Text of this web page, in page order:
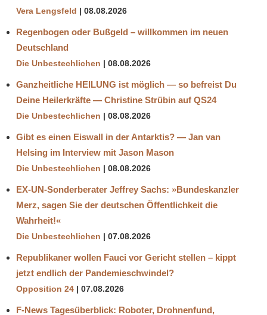
Vera Lengsfeld 08.08.2026
Regenbogen oder Bußgeld – willkommen im neuen
Deutschland
Die Unbestechlichen 08.08.2026
Ganzheitliche HEILUNG ist möglich — so befreist Du
Deine Heilerkräfte — Christine Strübin auf QS24
Die Unbestechlichen 08.08.2026
Gibt es einen Eiswall in der Antarktis? — Jan van
Helsing im Interview mit Jason Mason
Die Unbestechlichen 08.08.2026
EX-UN-Sonderberater Jeffrey Sachs: »Bundeskanzler
Merz, sagen Sie der deutschen Öffentlichkeit die
Wahrheit!«
Die Unbestechlichen 07.08.2026
Republikaner wollen Fauci vor Gericht stellen – kippt
jetzt endlich der Pandemieschwindel?
Opposition 24 07.08.2026
F-News Tagesüberblick: Roboter, Drohnenfund,